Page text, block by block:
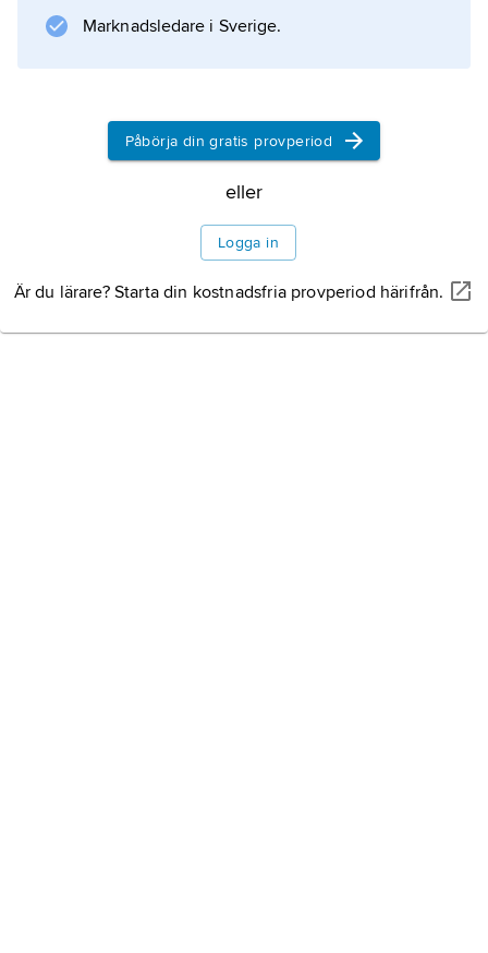
hög. Markorganismerna är fåtaliga. Vid
bevattning kan bördigheten vara hög.
Information om artikeln
Marknadsledare i Sverige.
Påbörja din gratis provperiod
eller
Logga in
Är du lärare? Starta din kostnadsfria provperiod härifrån.